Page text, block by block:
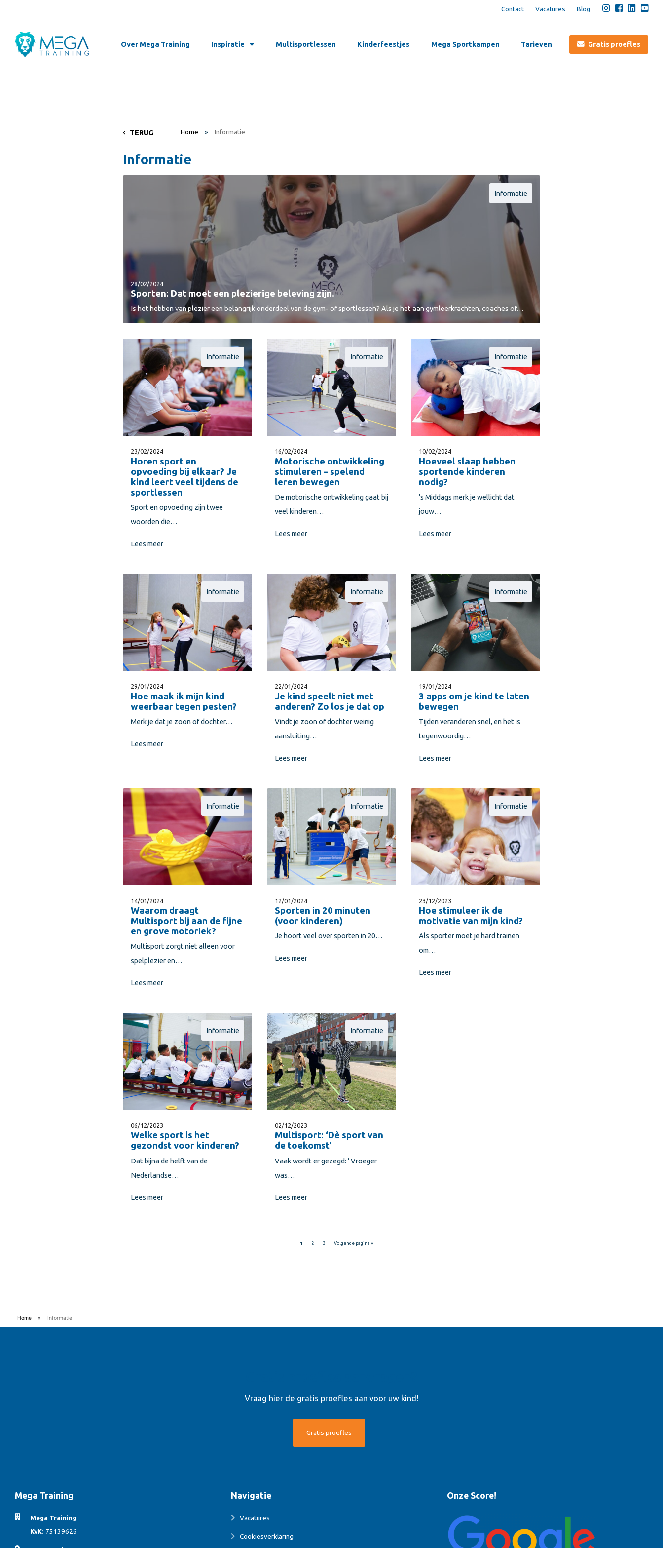
Contact Vacatures Blog
Over Mega Training Inspiratie Multisportlessen Kinderfeestjes Mega Sportkampen Tarieven Gratis proefles
TERUG Home » Informatie
Informatie
Informatie
28/02/2024
Sporten: Dat moet een plezierige beleving zijn.
Is het hebben van plezier een belangrijk onderdeel van de gym- of sportlessen? Als je het aan gymleerkrachten, coaches of…
Informatie
23/02/2024
Horen sport en
opvoeding bij elkaar? Je
kind leert veel tijdens de
sportlessen
Sport en opvoeding zijn twee
woorden die…
Lees meer
Informatie
16/02/2024
Motorische ontwikkeling
stimuleren – spelend
leren bewegen
De motorische ontwikkeling gaat bij
veel kinderen…
Lees meer
Informatie
10/02/2024
Hoeveel slaap hebben
sportende kinderen
nodig?
’s Middags merk je wellicht dat
jouw…
Lees meer
Informatie
29/01/2024
Hoe maak ik mijn kind
weerbaar tegen pesten?
Merk je dat je zoon of dochter…
Lees meer
Informatie
22/01/2024
Je kind speelt niet met
anderen? Zo los je dat op
Vindt je zoon of dochter weinig
aansluiting…
Lees meer
Informatie
19/01/2024
3 apps om je kind te laten
bewegen
Tijden veranderen snel, en het is
tegenwoordig…
Lees meer
Informatie
14/01/2024
Waarom draagt
Multisport bij aan de fijne
en grove motoriek?
Multisport zorgt niet alleen voor
spelplezier en…
Lees meer
Informatie
12/01/2024
Sporten in 20 minuten
(voor kinderen)
Je hoort veel over sporten in 20…
Lees meer
Informatie
23/12/2023
Hoe stimuleer ik de
motivatie van mijn kind?
Als sporter moet je hard trainen
om…
Lees meer
Informatie
06/12/2023
Welke sport is het
gezondst voor kinderen?
Dat bijna de helft van de
Nederlandse…
Lees meer
Informatie
02/12/2023
Multisport: ‘Dè sport van
de toekomst’
Vaak wordt er gezegd: ‘ Vroeger
was…
Lees meer
1 2 3 Volgende pagina »
Home » Informatie
Vraag hier de gratis proefles aan voor uw kind!
Gratis proefles
Mega Training
Mega Training
KvK: 75139626
Navigatie
Vacatures
Cookiesverklaring
Onze Score!